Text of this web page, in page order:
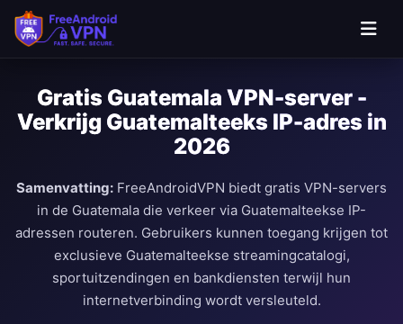
Ga naar hoofdinhoud
Gratis Guatemala VPN-server -
Verkrijg Guatemalteeks IP-adres in
2026
Samenvatting: FreeAndroidVPN biedt gratis VPN-servers
in de Guatemala die verkeer via Guatemalteekse IP-
adressen routeren. Gebruikers kunnen toegang krijgen tot
exclusieve Guatemalteekse streamingcatalogi,
sportuitzendingen en bankdiensten terwijl hun
internetverbinding wordt versleuteld.